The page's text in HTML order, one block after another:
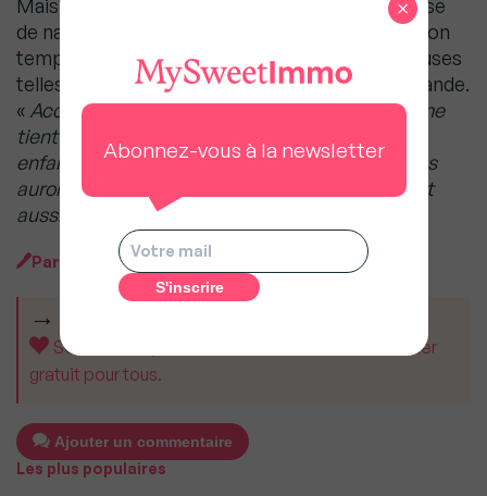
Mais, pour elle, l’essentiel est ailleurs. Généreuse
de nature, Audrey donne une bonne partie de son
temps et de son argent à plusieurs grandes causes
telles que l’éducation des petites filles en Thaïlande.
« Accumuler de l’argent ne m’intéresse pas, il me
tient à cœur de contribuer, de permettre à ces
enfants d’avoir une éducation et une vie où elles
auront le choix d’être qui elles souhaitent. C’est
aussi cela que me permet l’immobilier
Par Sophie Herber
Soutenez MySweetImmo et aidez-nous à rester
gratuit pour tous.
Ajouter un commentaire
Les plus populaires
Abonnez-vous à la newsletter
×